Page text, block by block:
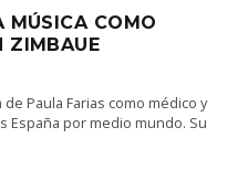
MÚSICA COMO
ZIMBAUE
Paula Farias como médico y
España por medio mundo. Su